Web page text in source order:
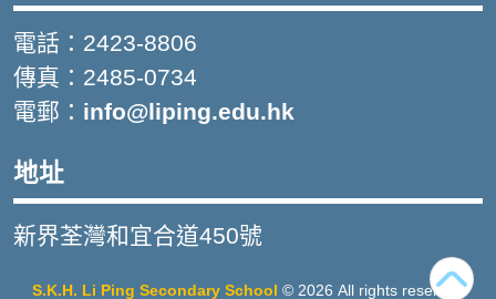
電話：2423-8806
傳真：2485-0734
電郵： info@liping.edu.hk
地址
新界荃灣和宜合道450號
S.K.H. Li Ping Secondary School © 2026 All rights reserved